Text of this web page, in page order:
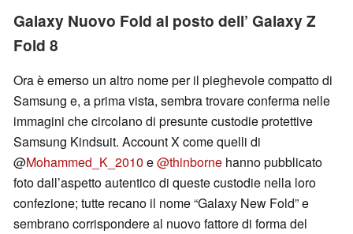
Galaxy Nuovo Fold al posto dell’ Galaxy Z
Fold 8
Ora è emerso un altro nome per il pieghevole compatto di
Samsung e, a prima vista, sembra trovare conferma nelle
immagini che circolano di presunte custodie protettive
Samsung Kindsuit. Account X come quelli di
@Mohammed_K_2010 e@thinborne hanno pubblicato
foto dall’aspetto autentico di queste custodie nella loro
confezione; tutte recano il nome “Galaxy New Fold” e
sembrano corrispondere al nuovo fattore di forma del